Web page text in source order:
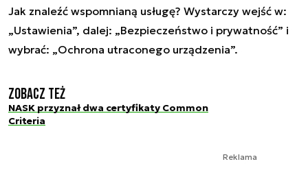
Jak znaleźć wspomnianą usługę? Wystarczy wejść w:
„Ustawienia”, dalej: „Bezpieczeństwo i prywatność” i
wybrać: „Ochrona utraconego urządzenia”.
Zobacz też
NASK przyznał dwa certyfikaty Common
Criteria
Reklama